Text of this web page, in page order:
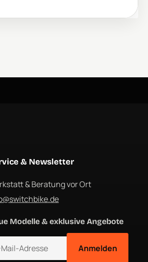
& Newsletter
& Beratung vor Ort
Modelle & exklusive Angebote
Adresse
Anmelden